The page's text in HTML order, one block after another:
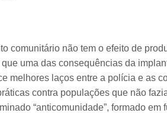
comunitário não tem o efeito de
uma das consequências da
melhores laços entre a polícia e as
contra populações que não
“anticomunidade”, formado em